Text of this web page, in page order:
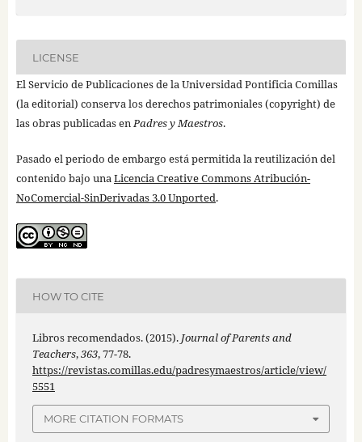
LICENSE
El Servicio de Publicaciones de la Universidad Pontificia Comillas
(la editorial) conserva los derechos patrimoniales (copyright) de
las obras publicadas enPadres y Maestros.
Pasado el periodo de embargo está permitida la reutilización del
contenido bajo unaLicencia Creative Commons Atribución-
NoComercial-SinDerivadas 3.0 Unported.
HOW TO CITE
Libros recomendados. (2015). Journal of Parents and
Teachers,363, 77-78.
https://revistas.comillas.edu/padresymaestros/article/view/
5551
MORE CITATION FORMATS